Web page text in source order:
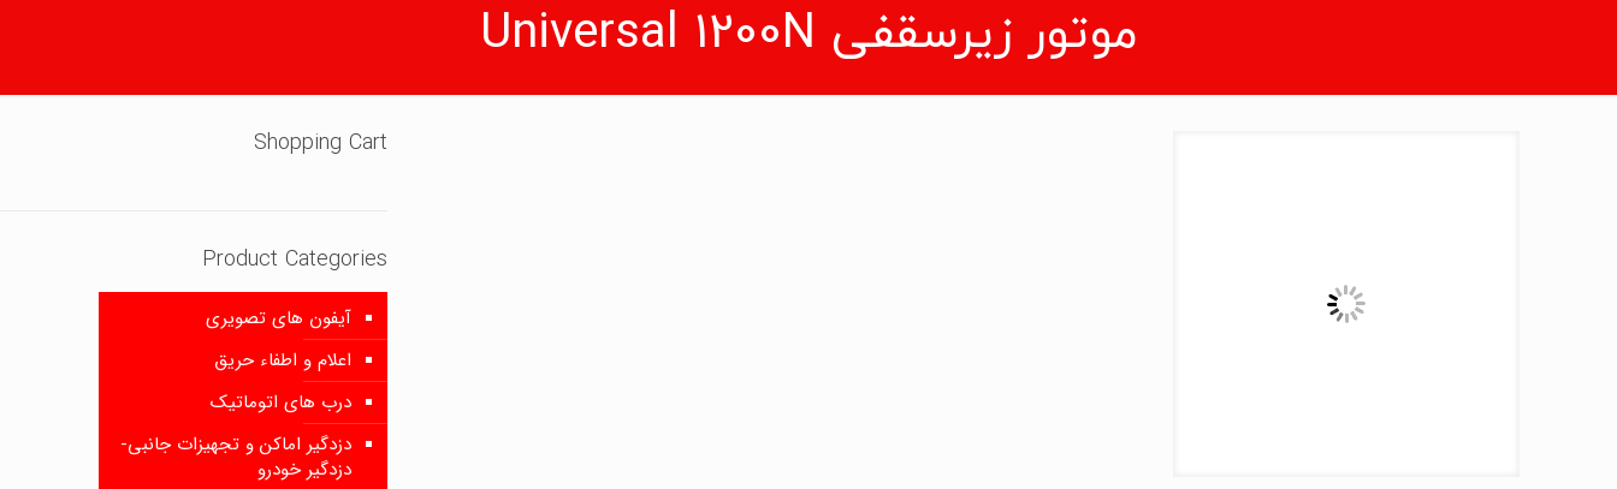
موتور زیرسقفی Universal 1200N
Shopping Cart
Product Categories
آیفون های تصویری
اعلام و اطفاء حریق
درب های اتوماتیک
دزدگیر اماکن و تجهیزات جانبی-
دزدگیر خودرو